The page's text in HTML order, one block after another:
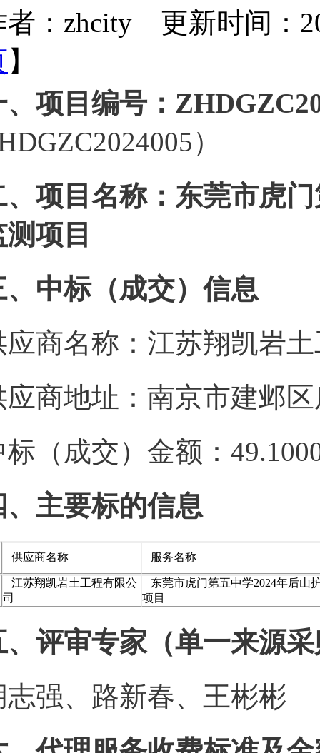
者：zhcity 更新时间：
】
、项目编号：
）
、项目名称：东莞市虎
项目
、中标（成交）信息
应商名称：江苏翔凯岩
应商地址：南京市建邺
标（成交）金额：
、主要标的信息
供应商名称 服务名称
江苏翔凯岩土工程有限公
司
东莞市虎门第五中学2024年后山
项目
、评审专家（单一来源
志强、路新春、王彬彬